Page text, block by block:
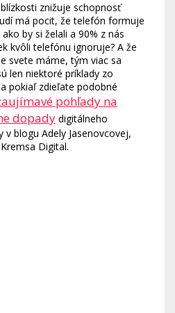
znižuje schopnosť
má pocit, že telefón formuje
by si želali a 90% z nás
kvôli telefónu ignoruje? A že
svete máme, tým viac sa
len niektoré príklady zo
pokiaľ zdieľate podobné
pohľady na
dopady digitálneho
blogu Adely Jasenovcovej,
Digital.